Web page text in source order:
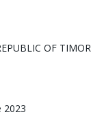
OF TIMOR
2023